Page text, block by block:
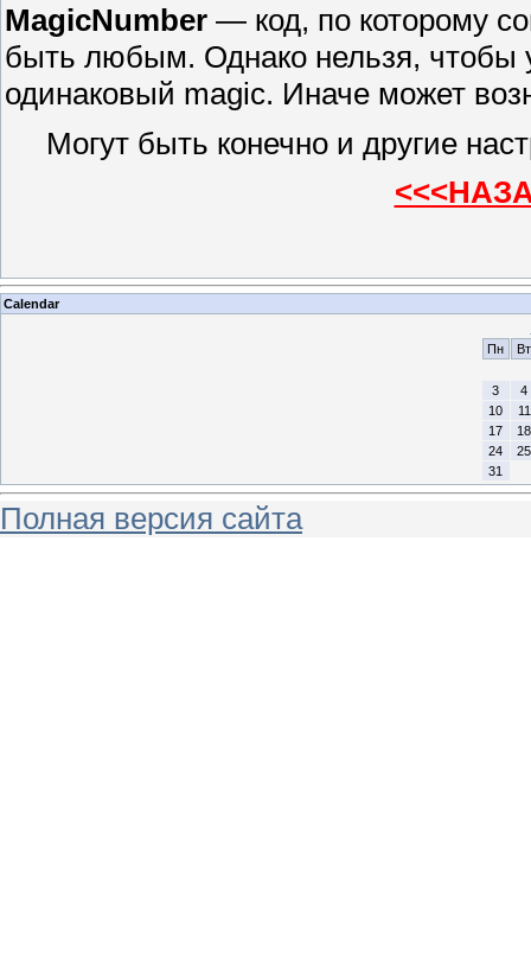
MagicNumber — код, по которому
быть любым. Однако нельзя, чтобы
одинаковый magic. Иначе может
Могут быть конечно и другие
Calendar
Пн
Вт
3
4
10
11
17
18
24
25
31
Полная версия сайта